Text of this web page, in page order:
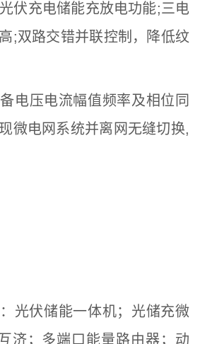
伏充电储能充放电功能;三电
;双路交错并联控制，降低纹
电压电流幅值频率及相位同
微电网系统并离网无缝切换,
光伏储能一体机；光储充微
济；多端口能量路由器；动